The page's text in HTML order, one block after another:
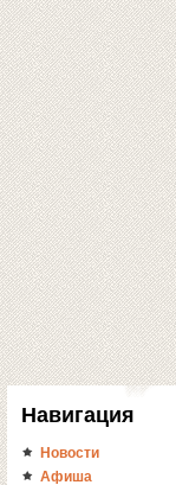
Навигация
Новости
Афиша